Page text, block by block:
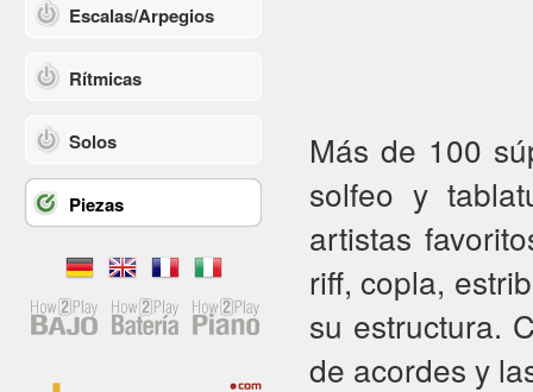
Escalas/Arpegios
Rítmicas
Solos
Piezas
Más de 100
solfeo y
artistas
riff, copla,
su estructura.
de acordes y